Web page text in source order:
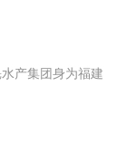
产集团身为福建